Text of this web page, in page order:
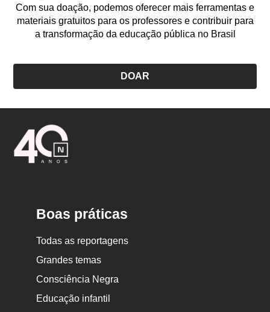
Com sua doação, podemos oferecer mais ferramentas e
materiais gratuitos para os professores e contribuir para
a transformação da educação pública no Brasil
DOAR
Boas práticas
Todas as reportagens
Grandes temas
Consciência Negra
Educação infantil